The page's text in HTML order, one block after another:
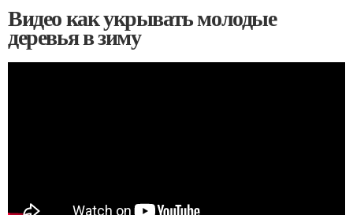
Видео как укрывать молодые
деревья в зиму